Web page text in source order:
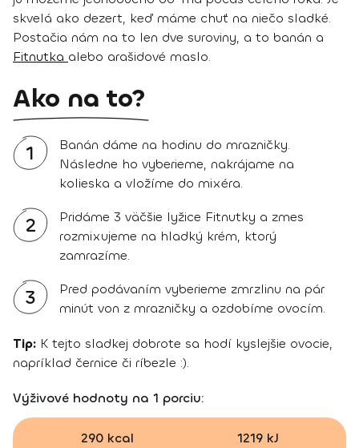
skvelá ako dezert, keď máme chuť na niečo sladké.
Postačia nám na to len dve suroviny, a to banán a
Fitnutka alebo arašidové maslo.
Ako na to?
1
Banán dáme na hodinu do mrazničky.
Následne ho vyberieme, nakrájame na
kolieska a vložíme do mixéra.
2
Pridáme 3 väčšie lyžice Fitnutky a zmes
rozmixujeme na hladký krém, ktorý
zamrazíme.
3
Pred podávaním vyberieme zmrzlinu na pár
minút von z mrazničky a ozdobíme ovocím.
Tip: K tejto sladkej dobrote sa hodí kyslejšie ovocie,
napríklad černice či ríbezle :).
Výživové hodnoty na 1 porciu:
290 kcal 1219 kJ